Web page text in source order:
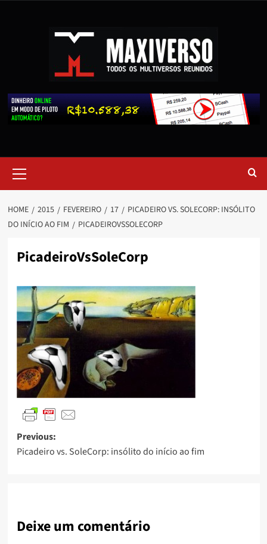
HOME 2015 FEVEREIRO 17
PICADEIRO VS. SOLECORP: INSÓLITO
DO INÍCIO AO FIM
PICADEIROVSSOLECORP
PicadeiroVsSoleCorp
Previous:
Picadeiro vs. SoleCorp: insólito do início ao fim
Deixe um comentário